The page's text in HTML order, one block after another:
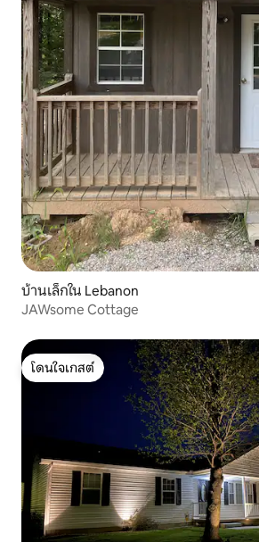
บ้านเล็กใน Lebanon
JAWsome Cottage
โดนใจเกสต์
โดนใจเกสต์